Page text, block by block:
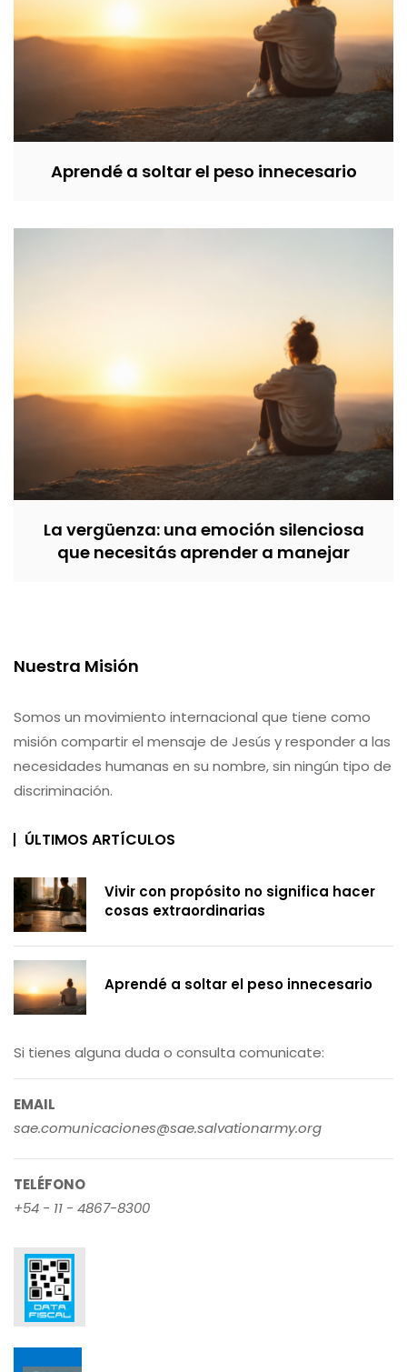
Aprendé a soltar el peso innecesario
La vergüenza: una emoción silenciosa
que necesitás aprender a manejar
Nuestra Misión
Somos un movimiento internacional que tiene como
misión compartir el mensaje de Jesús y responder a las
necesidades humanas en su nombre, sin ningún tipo de
discriminación.
ÚLTIMOS ARTÍCULOS
Vivir con propósito no significa hacer
cosas extraordinarias
Aprendé a soltar el peso innecesario
Si tienes alguna duda o consulta comunicate:
EMAIL
sae.comunicaciones@sae.salvationarmy.org
TELÉFONO
+54 - 11 - 4867-8300